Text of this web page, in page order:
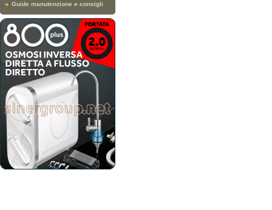
Guide manutenzione e consigli